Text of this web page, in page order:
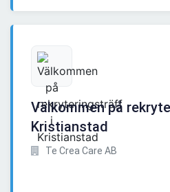
Välkommen på
Kristianstad
Te Crea Care AB